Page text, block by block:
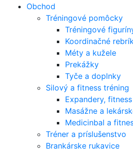
Obchod
Tréningové pomôcky
Tréningové
Koordinačné
Méty a kužele
Prekážky
Tyče a doplnky
Silový a fitness tréning
Expandery,
Masážne a
Medicinbal a
Tréner a príslušenstvo
Brankárske rukavice